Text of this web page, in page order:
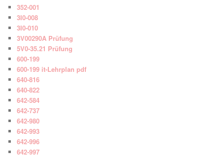
352-001
3I0-008
3I0-010
3V00290A Prüfung
5V0-35.21 Prüfung
600-199
600-199 it-Lehrplan pdf
640-816
640-822
642-584
642-737
642-980
642-993
642-996
642-997